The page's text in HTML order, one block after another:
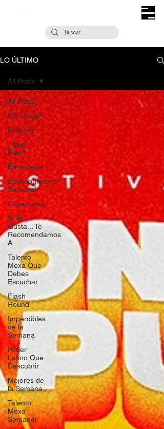
LO ÚLTIMO
All Posts
Escúchalo
Noticias
¿Qué
Plan?
Entrevistas
Descubrimiento
Semanal
Coberturas
Si Te
Gusta... Te
Recomendamos
A...
Talento
Mexa Que
Debes
Escuchar
Flash
Round
Imperdibles
de la
Semana
Poder
Latino Que
Descubrir
Mejores de
la Semana
Talento
Mexa
Semanal
All Posts